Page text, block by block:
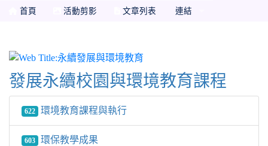
首頁 活動剪影 文章列表 連結
發展永續校園與環境教育課程
622 環境教育課程與執行
603 環保教學成果